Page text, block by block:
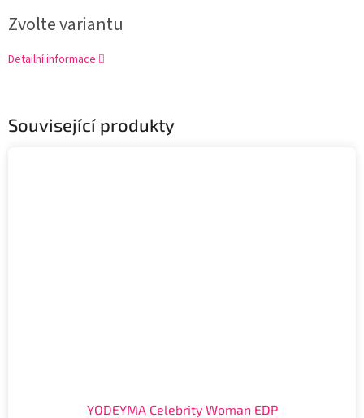
Zvolte variantu
Detailní informace
Související produkty
YODEYMA Celebrity Woman EDP